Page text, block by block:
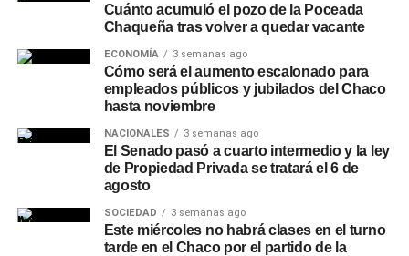
Cuánto acumuló el pozo de la Poceada
Chaqueña tras volver a quedar vacante
ECONOMÍA 3 semanas ago
Cómo será el aumento escalonado para
empleados públicos y jubilados del Chaco
hasta noviembre
NACIONALES 3 semanas ago
El Senado pasó a cuarto intermedio y la ley
de Propiedad Privada se tratará el 6 de
agosto
SOCIEDAD 3 semanas ago
Este miércoles no habrá clases en el turno
tarde en el Chaco por el partido de la